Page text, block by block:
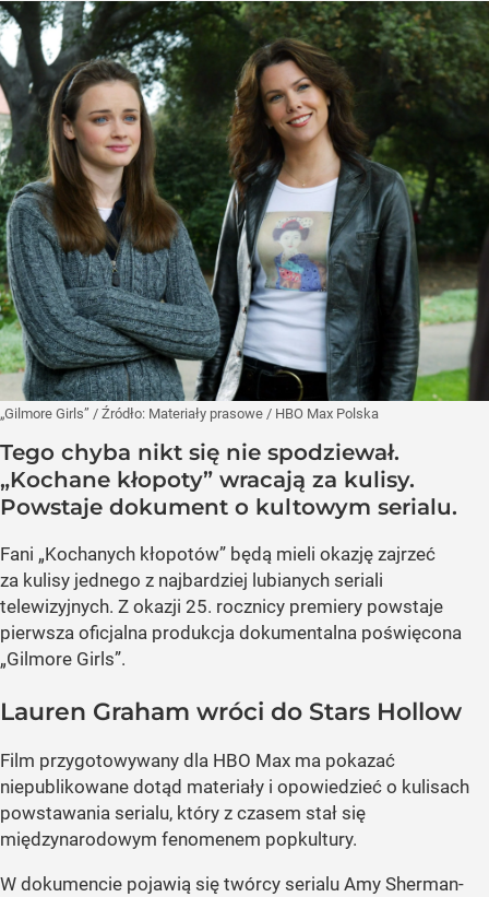
„Gilmore Girls” / Źródło: Materiały prasowe / HBO Max Polska
Tego chyba nikt się nie spodziewał.
„Kochane kłopoty” wracają za kulisy.
Powstaje dokument o kultowym serialu.
Fani „Kochanych kłopotów” będą mieli okazję zajrzeć
za kulisy jednego z najbardziej lubianych seriali
telewizyjnych. Z okazji 25. rocznicy premiery powstaje
pierwsza oficjalna produkcja dokumentalna poświęcona
„Gilmore Girls”.
Lauren Graham wróci do Stars Hollow
Film przygotowywany dla HBO Max ma pokazać
niepublikowane dotąd materiały i opowiedzieć o kulisach
powstawania serialu, który z czasem stał się
międzynarodowym fenomenem popkultury.
W dokumencie pojawią się twórcy serialu Amy Sherman-